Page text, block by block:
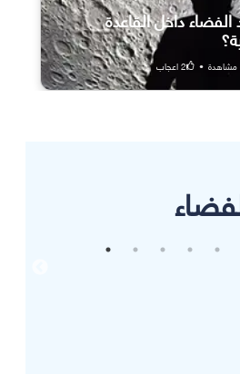
داخل القاعدة
مشاهدة •
2اعجاب